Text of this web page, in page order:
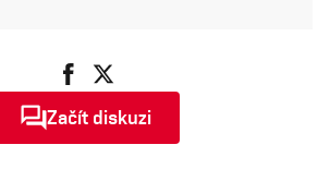
Začít diskuzi